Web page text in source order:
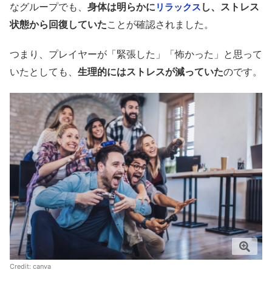
なグループでも、 身体は明らかに リラックス し、ストレス
状態から回復していたことが確認されました。
つまり、プレイヤーが「緊張した」「怖かった」と思って
いたとしても、 生理的にはストレスが減っていたのです。
Credit: canva